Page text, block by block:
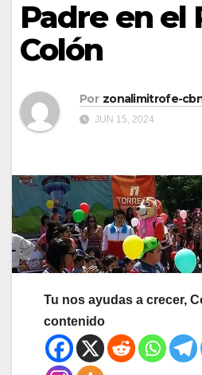
Padre en el
Colón
Por zonalimitrofe-
JUN 15, 2024
Tu nos ayudas a crecer,
contenido